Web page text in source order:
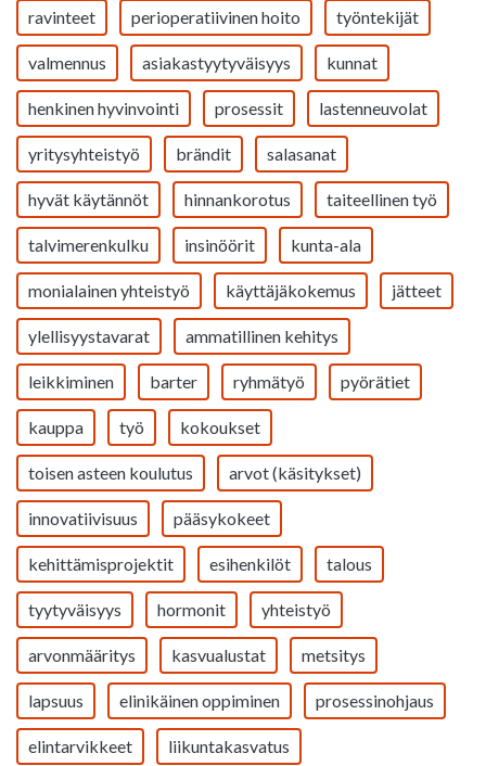
ravinteet perioperatiivinen hoito työntekijät
valmennus asiakastyytyväisyys kunnat
henkinen hyvinvointi prosessit lastenneuvolat
yritysyhteistyö brändit salasanat
hyvät käytännöt hinnankorotus taiteellinen työ
talvimerenkulku insinöörit kunta-ala
monialainen yhteistyö käyttäjäkokemus jätteet
ylellisyystavarat ammatillinen kehitys
leikkiminen barter ryhmätyö pyörätiet
kauppa työ kokoukset
toisen asteen koulutus arvot (käsitykset)
innovatiivisuus pääsykokeet
kehittämisprojektit esihenkilöt talous
tyytyväisyys hormonit yhteistyö
arvonmääritys kasvualustat metsitys
lapsuus elinikäinen oppiminen prosessinohjaus
elintarvikkeet liikuntakasvatus